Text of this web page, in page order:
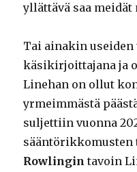
yllättävä saa meidät
Tai ainakin
käsikirjoittajana ja
Linehan on ollut
yrmeimmästä
suljettiin vuonna
Rowlingin tavoin